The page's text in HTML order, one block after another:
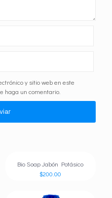
y sitio web en este
haga un comentario.
Bio Soap Jabón Potásico
$200.00